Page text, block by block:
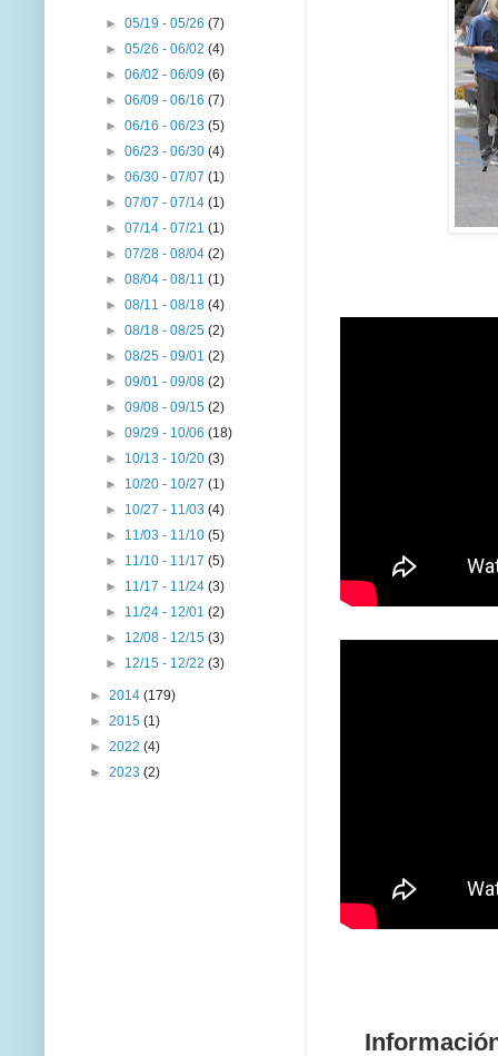
►05/19 - 05/26(7)
►05/26 - 06/02(4)
►06/02 - 06/09(6)
►06/09 - 06/16(7)
►06/16 - 06/23(5)
►06/23 - 06/30(4)
►06/30 - 07/07(1)
►07/07 - 07/14(1)
►07/14 - 07/21(1)
►07/28 - 08/04(2)
►08/04 - 08/11(1)
►08/11 - 08/18(4)
►08/18 - 08/25(2)
►08/25 - 09/01(2)
►09/01 - 09/08(2)
►09/08 - 09/15(2)
►09/29 - 10/06(18)
► 10/13 - 10/20(3)
► 10/20 - 10/27(1)
► 10/27 - 11/03(4)
► 11/03 - 11/10(5)
► 11/10 - 11/17(5)
► 11/17 - 11/24(3)
► 11/24 - 12/01(2)
► 12/08 - 12/15(3)
► 12/15 - 12/22(3)
► 2014 (179)
► 2015 (1)
► 2022 (4)
► 2023 (2)